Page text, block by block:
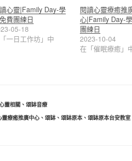
心靈|Family Day-學
費團練日
05-18
一日工作坊」中
閱讀心靈療癒推
心|Family Day-
團練日
2023-10-04
在「催眠療癒」
靈相關 、 頌缽音療
靈療癒推廣中心、 頌缽、 頌缽原本、 頌缽原本台安教室